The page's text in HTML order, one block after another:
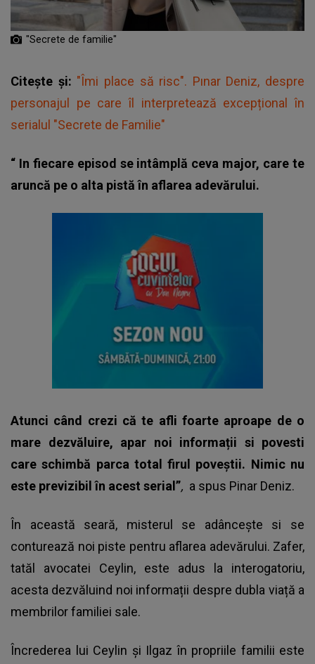
"Secrete de familie"
Citește și: "Îmi place să risc". Pınar Deniz, despre
personajul pe care îl interpretează excepțional în
serialul "Secrete de Familie"
“ In fiecare episod se intâmplă ceva major, care te
aruncă pe o alta pistă în aflarea adevărului.
Atunci când crezi că te afli foarte aproape de o
mare dezvăluire, apar noi informații si povesti
care schimbă parca total firul poveștii. Nimic nu
este previzibil în acest serial”, a spus Pinar Deniz.
În această seară, misterul se adâncește si se
conturează noi piste pentru aflarea adevărului. Zafer,
tatăl avocatei Ceylin, este adus la interogatoriu,
acesta dezvăluind noi informații despre dubla viață a
membrilor familiei sale.
Încrederea lui Ceylin și Ilgaz în propriile familii este